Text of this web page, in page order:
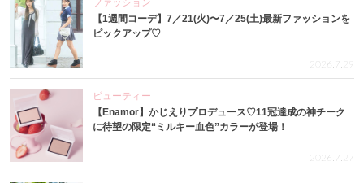
ファッション
【1週間コーデ】7／21(火)〜7／25(土)最新ファッションを
ピックアップ♡
2026.7.29
ビューティー
【Enamor】かじえりプロデュース♡11冠達成の神チーク
に待望の限定“ミルキー血色”カラーが登場！
2026.7.27